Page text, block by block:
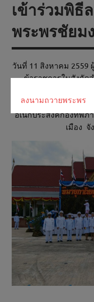
เข้าร่วมพิธี
พระพรชัยม
วันที่ 11 สิงหาคม 2559
ข้าราชการในสังกัด
(นครราชสีมา) เข้าร่
สมเด็จพระนางเจ้
อเนกประสงค์กองทัพ
เมือง จั
ลงนามถวายพระพร